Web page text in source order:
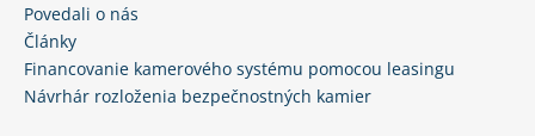
Povedali o nás
Články
Financovanie kamerového systému pomocou leasingu
Návrhár rozloženia bezpečnostných kamier